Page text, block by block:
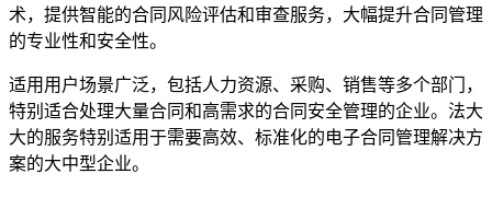
术，提供智能的合同风险评估和审查服务，大幅提升合同管理
的专业性和安全性。
适用用户场景广泛，包括人力资源、采购、销售等多个部门，
特别适合处理大量合同和高需求的合同安全管理的企业。法大
大的服务特别适用于需要高效、标准化的电子合同管理解决方
案的大中型企业。